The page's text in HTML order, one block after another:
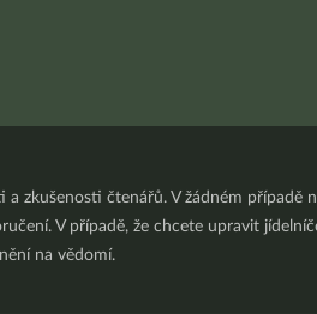
zkušenosti čtenářů. V žádném
V případě, že chcete upravit
na vědomí.